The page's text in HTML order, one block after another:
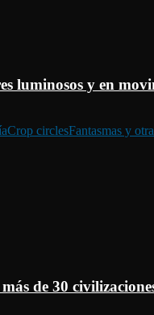
luminosos y en
Crop circlesFantasmas y
de 30